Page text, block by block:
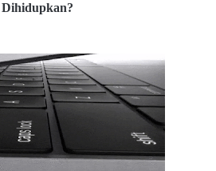
Dihidupkan?